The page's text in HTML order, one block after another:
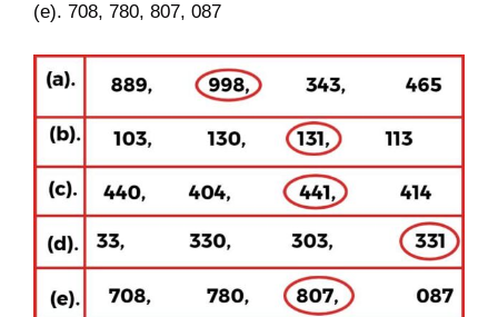
(e). 708, 780, 807, 087